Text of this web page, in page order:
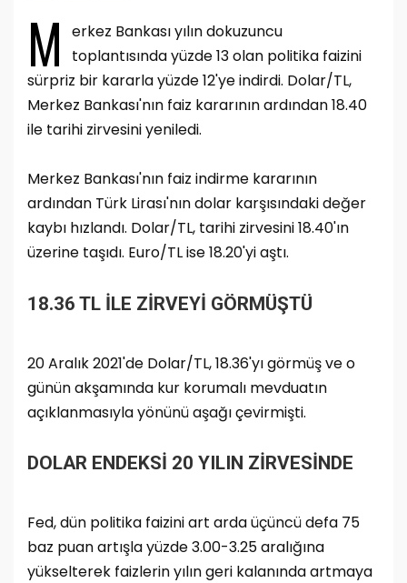
M
erkez Bankası yılın dokuzuncu
toplantısında yüzde 13 olan politika faizini
sürpriz bir kararla yüzde 12'ye indirdi. Dolar/TL,
Merkez Bankası'nın faiz kararının ardından 18.40
ile tarihi zirvesini yeniledi.
Merkez Bankası'nın faiz indirme kararının
ardından Türk Lirası'nın dolar karşısındaki değer
kaybı hızlandı. Dolar/TL, tarihi zirvesini 18.40'ın
üzerine taşıdı. Euro/TL ise 18.20'yi aştı.
18.36 TL İLE ZİRVEYİ GÖRMÜŞTÜ
20 Aralık 2021'de Dolar/TL, 18.36'yı görmüş ve o
günün akşamında kur korumalı mevduatın
açıklanmasıyla yönünü aşağı çevirmişti.
DOLAR ENDEKSİ 20 YILIN ZİRVESİNDE
Fed, dün politika faizini art arda üçüncü defa 75
baz puan artışla yüzde 3.00-3.25 aralığına
yükselterek faizlerin yılın geri kalanında artmaya